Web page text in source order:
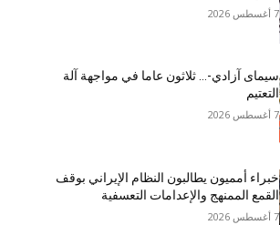
7 أغسطس 2026
سيمای آزادي-… ثلاثون عاما في مواجهة آلة
التعتيم
7 أغسطس 2026
خبراء أمميون يطالبون النظام الإيراني بوقف
القمع الممنهج والإعدامات التعسفية
7 أغسطس 2026